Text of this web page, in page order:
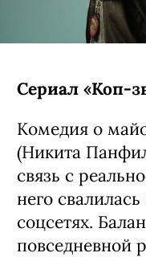
Сериал «Коп-
Комедия о
(Никита
связь с
него
соцсетях.
повседневной